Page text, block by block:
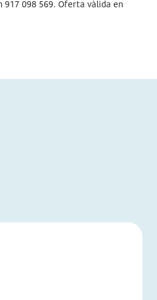
917 098 569. Oferta vàlida en